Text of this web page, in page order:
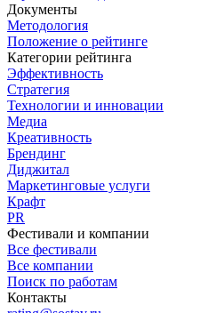
Документы
Методология
Положение о рейтинге
Категории рейтинга
Эффективность
Стратегия
Технологии и инновации
Медиа
Креативность
Брендинг
Диджитал
Маркетинговые услуги
Крафт
PR
Фестивали и компании
Все фестивали
Все компании
Поиск по работам
Контакты